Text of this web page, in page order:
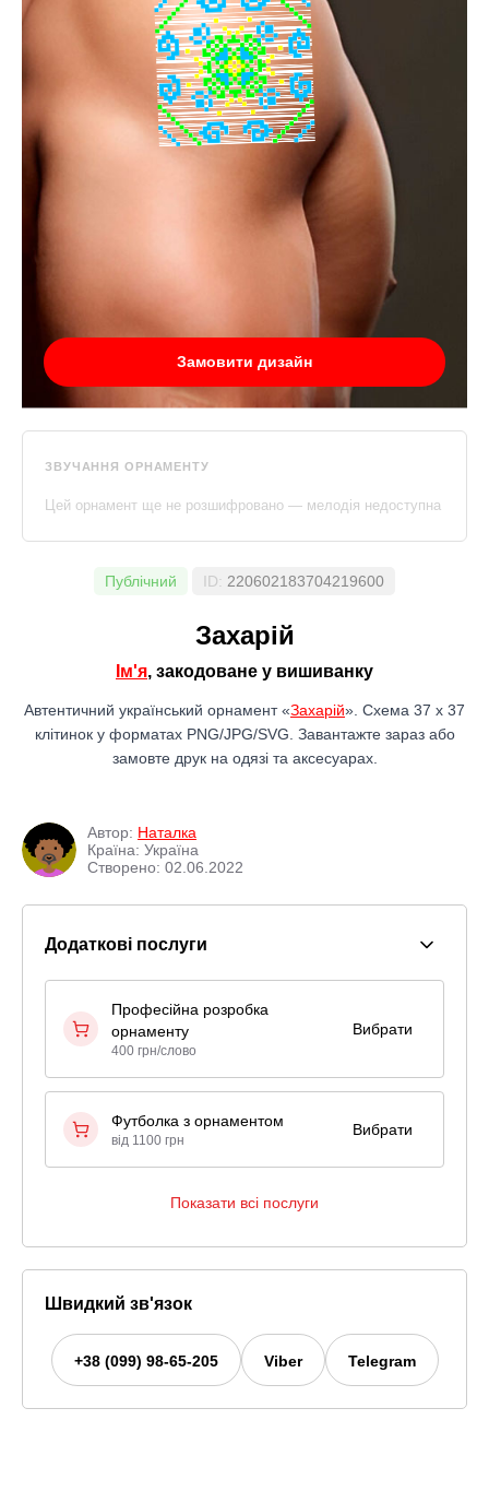
Замовити дизайн
ЗВУЧАННЯ ОРНАМЕНТУ
Цей орнамент ще не розшифровано — мелодія недоступна
Публічний ID: 220602183704219600
Захарій
Ім'я, закодоване у вишиванку
Автентичний український орнамент «Захарій». Схема 37 x 37
клітинок у форматах PNG/JPG/SVG. Завантажте зараз або
замовте друк на одязі та аксесуарах.
Автор: Наталка
Країна: Україна
Створено: 02.06.2022
Додаткові послуги
Професійна розробка
орнаменту
400 грн/слово
Вибрати
Футболка з орнаментом
від 1100 грн
Вибрати
Показати всі послуги
Швидкий зв'язок
+38 (099) 98-65-205 Viber Telegram